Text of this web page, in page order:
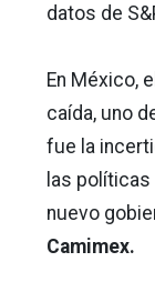
datos de
En México,
caída, uno
fue la
las
nuevo
Camimex.